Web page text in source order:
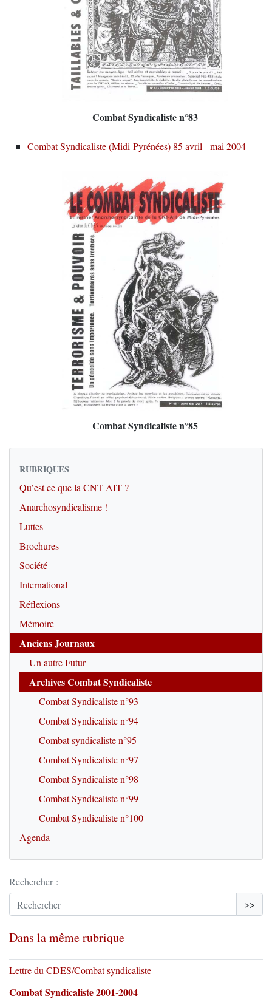
Combat Syndicaliste n°83
Combat Syndicaliste (Midi-Pyrénées) 85 avril - mai 2004
Combat Syndicaliste n°85
RUBRIQUES
Qu’est ce que la CNT-AIT ?
Anarchosyndicalisme !
Luttes
Brochures
Société
International
Réflexions
Mémoire
Anciens Journaux
Un autre Futur
Archives Combat Syndicaliste
Combat Syndicaliste n°93
Combat Syndicaliste n°94
Combat syndicaliste n°95
Combat Syndicaliste n°97
Combat Syndicaliste n°98
Combat Syndicaliste n°99
Combat Syndicaliste n°100
Agenda
Rechercher :
>>
Dans la même rubrique
Lettre du CDES/Combat syndicaliste
Combat Syndicaliste 2001-2004